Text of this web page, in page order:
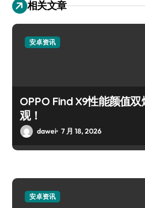
相关文章
安卓资讯
OPPO Find X9性能颜值双
观！
dawei 7 月 18, 2026
安卓资讯